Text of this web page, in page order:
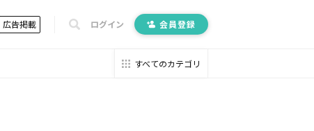
広告掲載 ログイン 会員登録
すべてのカテゴリ